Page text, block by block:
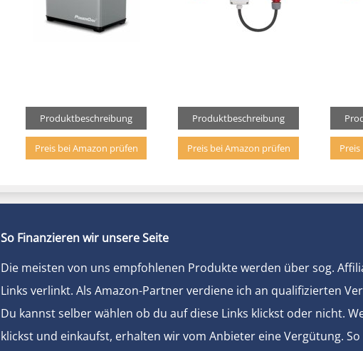
Produktbeschreibung
Preis bei Amazon prüfen
Produktbeschreibung
Preis bei Amazon prüfen
So Finanzieren wir unsere Seite
Die meisten von uns empfohlenen Produkte werden über sog.
Links verlinkt. Als Amazon-Partner verdiene ich an qualifizierten
Du kannst selber wählen ob du auf diese Links klickst oder nicht.
klickst und einkaufst, erhalten wir vom Anbieter eine Vergütung. So